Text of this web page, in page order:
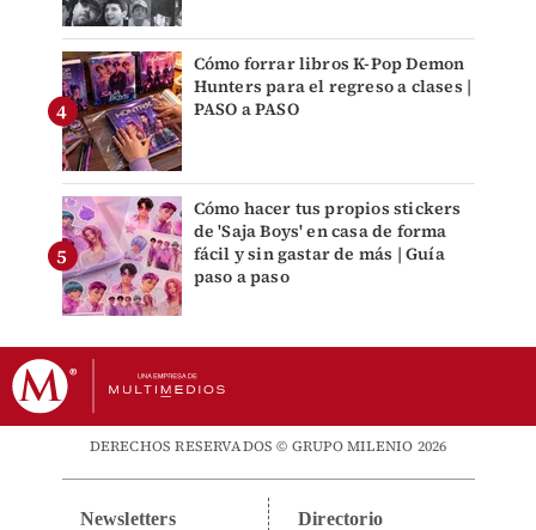
Cómo forrar libros K-Pop Demon
Hunters para el regreso a clases |
PASO a PASO
Cómo hacer tus propios stickers
de 'Saja Boys' en casa de forma
fácil y sin gastar de más | Guía
paso a paso
DERECHOS RESERVADOS © GRUPO MILENIO 2026
Newsletters Directorio